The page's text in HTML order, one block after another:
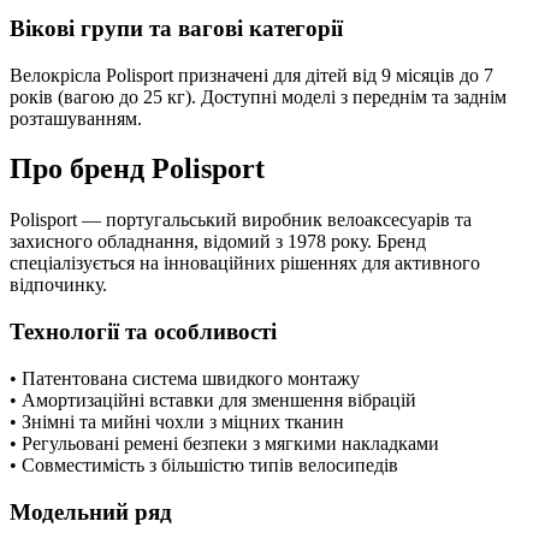
Вікові групи та вагові категорії
Велокрісла Polisport призначені для дітей від 9 місяців до 7
років (вагою до 25 кг). Доступні моделі з переднім та заднім
розташуванням.
Про бренд Polisport
Polisport — португальський виробник велоаксесуарів та
захисного обладнання, відомий з 1978 року. Бренд
спеціалізується на інноваційних рішеннях для активного
відпочинку.
Технології та особливості
• Патентована система швидкого монтажу
• Амортизаційні вставки для зменшення вібрацій
• Знімні та мийні чохли з міцних тканин
• Регульовані ремені безпеки з мягкими накладками
• Совместимість з більшістю типів велосипедів
Модельний ряд